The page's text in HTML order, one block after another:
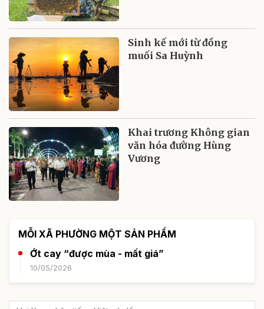
Sinh kế mới từ đồng
muối Sa Huỳnh
Khai trương Không gian
văn hóa đường Hùng
Vương
MỖI XÃ PHƯỜNG MỘT SẢN PHẨM
Ớt cay “được mùa - mất giá”
10/05/2026